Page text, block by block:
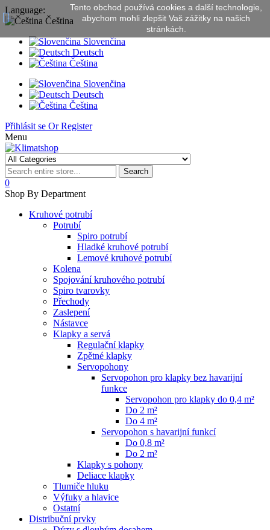
Tento obchod používá cookies a další technologie,
abychom mohli zlepšit Vaš zážitky na našich
stránkách.
Language:
Čeština
Slovenčina
Deutsch
Čeština
Slovenčina
Deutsch
Čeština
Přihlásit se OrRegister
Menu
Search
0
Shop By Department
Kruhové potrubí
Potrubí
Spiro potrubí
Hladké kruhové potrubí
Lemové kruhové potrubí
Kolena
Spojování kruhového potrubí
Spiro tvarovky
Přechody
Zaslepení
Nástavce
Klapky a servá
Regulační klapky
Zpětné klapky
Servopohony
Servopohon pro klapky bez havarijní
funkce
Servopohon pro klapky do 0,4 m²
Do 2 m²
Do 4 m²
Servopohon s havarijní funkcí
Do 0,8 m²
Do 2 m²
Klapky s pohony
Deliace klapky
Tlumiče hluku
Výfuky a hlavice
Ostatní
Distribuční prvky